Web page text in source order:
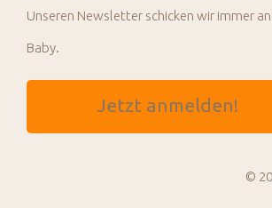
Unseren Newsletter schicken wir immer an
Baby.
Jetzt anmelden!
©